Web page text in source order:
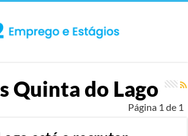
Quinta do Lago
Página 1 de 1